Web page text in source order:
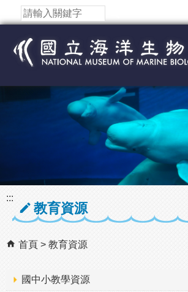
跳到主要內容區塊
:::
教育資源
首頁 教育資源
國中小教學資源